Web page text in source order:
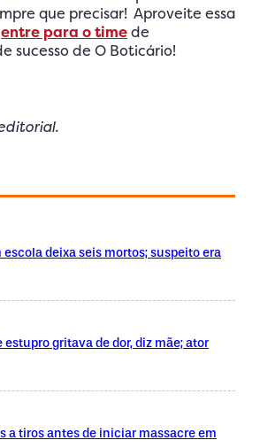
que precisar! Aproveite essa
entre para o timede
sucesso de O Boticário!
deixa seis mortos; suspeito era
gritava de dor, diz mãe; ator
a tiros antes de iniciar massacre em